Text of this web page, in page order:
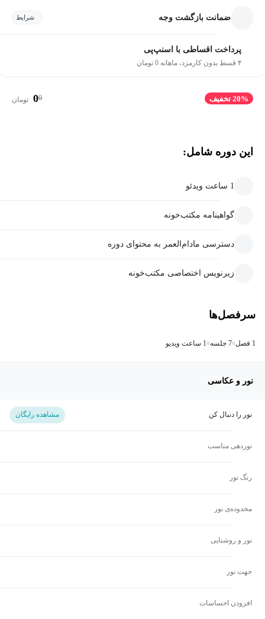
ضمانت بازگشت وجه شرایط
پرداخت اقساطی با اسنپ‌پی
۴ قسط بدون کارمزد، ماهانه 0 تومان
20% تخفیف 0
0 تومان
این دوره شامل:
1 ساعت ویدئو
گواهینامه مکتب‌خونه
دسترسی مادام‌العمر به محتوای دوره
زیرنویس اختصاصی مکتب‌خونه
سرفصل‌ها
1 فصل 7 جلسه 1 ساعت ویدیو
نور و عکاسی
نور را دنبال کن مشاهده رایگان
نوردهی مناسب
رنگ نور
محدوده‌ی نور
نور و روشنایی
جهت نور
افزودن احساسات